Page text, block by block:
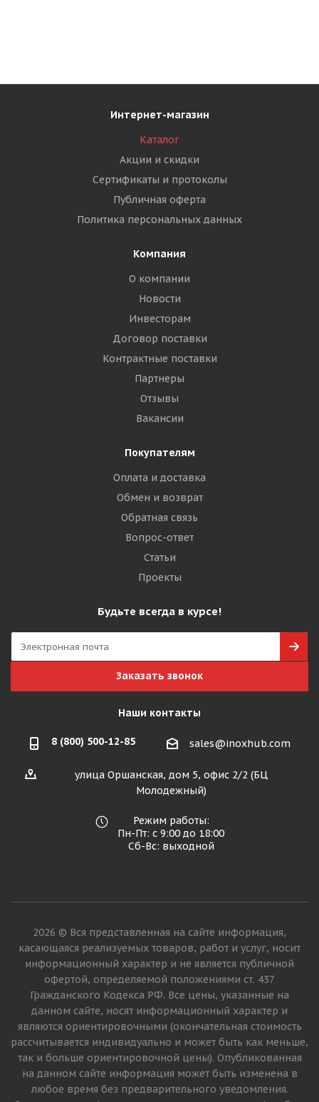
Интернет-магазин
Каталог
Акции и скидки
Сертификаты и протоколы
Публичная оферта
Политика персональных данных
Компания
О компании
Новости
Инвесторам
Договор поставки
Контрактные поставки
Партнеры
Отзывы
Вакансии
Покупателям
Оплата и доставка
Обмен и возврат
Обратная связь
Вопрос-ответ
Статьи
Проекты
Будьте всегда в курсе!
Заказать звонок
Наши контакты
8 (800) 500-12-85 sales@inoxhub.com
улица Оршанская, дом 5, офис 2/2 (БЦ
Молодежный)
Режим работы:
Пн-Пт: с 9:00 до 18:00
Сб-Вс: выходной
2026 © Вся представленная на сайте информация,
касающаяся реализуемых товаров, работ и услуг, носит
информационный характер и не является публичной
офертой, определяемой положениями ст. 437
Гражданского Кодекса РФ. Все цены, указанные на
данном сайте, носят информационный характер и
являются ориентировочными (окончательная стоимость
рассчитывается индивидуально и может быть как меньше,
так и больше ориентировочной цены). Опубликованная
на данном сайте информация может быть изменена в
любое время без предварительного уведомления.